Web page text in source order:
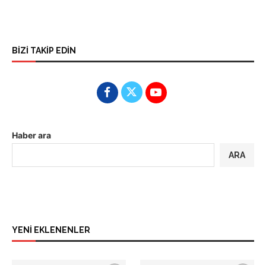
BİZİ TAKİP EDİN
Haber ara
ARA
YENİ EKLENENLER